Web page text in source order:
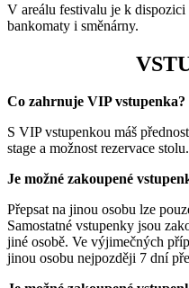
V areálu festivalu je k
bankomaty i směnárny.
Co zahrnuje VIP vstupenka?
S VIP vstupenkou máš
stage a možnost rezervace stolu.
Je možné zakoupené
Přepsat na jinou osobu lze
Samostatné vstupenky jsou
jiné osobě. Ve výjimečných
jinou osobu nejpozději 7 dní